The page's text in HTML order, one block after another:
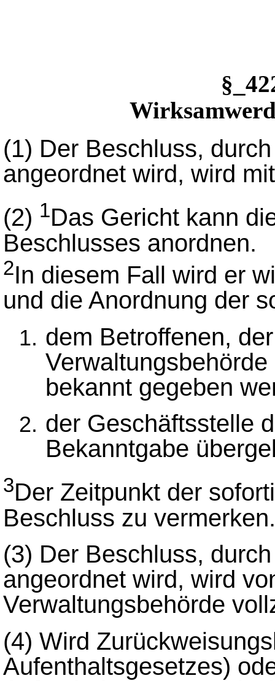
(1) Der Beschluss,
angeordnet wird, wird
(2) 1Das Gericht kann
Beschlusses anordnen.
2In diesem Fall wird er
und die Anordnung der
dem Betroffenen,
bekannt gegeben
der Geschäftsstelle
Bekanntgabe
3Der Zeitpunkt der
Beschluss zu vermerken.
(3) Der Beschluss,
angeordnet wird, wird
Verwaltungsbehörde
(4) Wird
Aufenthaltsgesetzes)